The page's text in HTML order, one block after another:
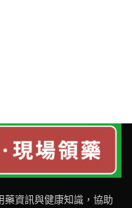
藥資訊與健康知識，協助